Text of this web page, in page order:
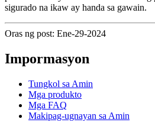
sigurado na ikaw ay handa sa gawain.
Oras ng post: Ene-29-2024
Impormasyon
Tungkol sa Amin
Mga produkto
Mga FAQ
Makipag-ugnayan sa Amin